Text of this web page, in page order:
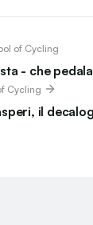
of Cycling
- che
Cycling
il